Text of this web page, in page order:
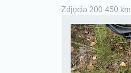
Zdjęcia 200-450 km